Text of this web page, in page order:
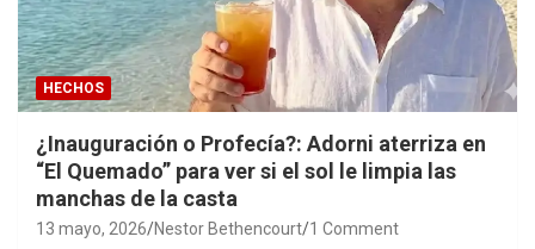
HECHOS
¿Inauguración o Profecía?: Adorni aterriza en
“El Quemado” para ver si el sol le limpia las
manchas de la casta
13 mayo, 2026 Nestor Bethencourt 1 Comment